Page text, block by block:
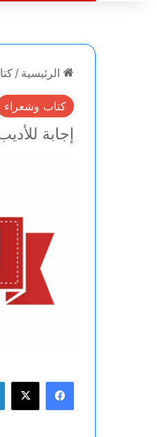
الرئيسية /
كتاب وشعراء
إجابة
فيسبوك
‫X